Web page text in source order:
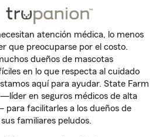
atención médica, lo menos
que preocuparse por el costo.
dueños de mascotas
en lo que respecta al cuidado
aquí para ayudar. State Farm
en seguros médicos de alta
facilitarles a los dueños de
familiares peludos.